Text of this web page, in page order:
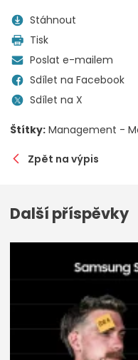
Stáhnout
Tisk
Poslat e-mailem
Sdílet na Facebook
Sdílet na X
Štítky: Management -
Zpět na výpis
Další příspěvky